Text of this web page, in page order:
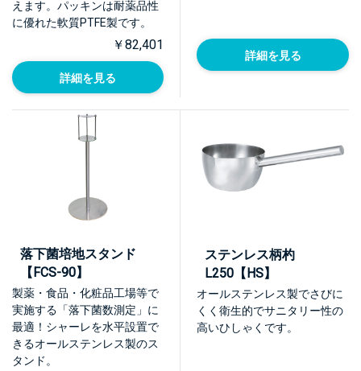
えます。パッキンは耐薬品性
に優れた軟質PTFE製です。
￥82,401
詳細を見る
詳細を見る
落下菌培地スタンド
【FCS-90】
製薬・食品・化粧品工場等で
実施する「落下菌数測定」に
最適！シャーレを水平設置で
きるオールステンレス製のス
タンド。
ステンレス柄杓
L250【HS】
オールステンレス製でさびに
くく衛生的でサニタリー性の
高いひしゃくです。